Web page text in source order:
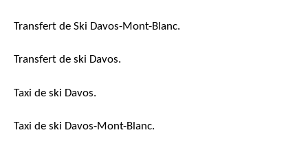
Transfert de Ski Davos-Mont-Blanc.
Transfert de ski Davos.
Taxi de ski Davos.
Taxi de ski Davos-Mont-Blanc.